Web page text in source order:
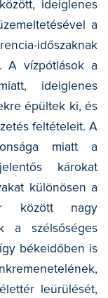
ideiglenes
a
időszaknak
A vízpótlások a
ideiglenes
épültek ki, és
feltételeit. A
miatt a
károkat
különösen a
között nagy
a szélsőséges
békeidőben is
leürülését,